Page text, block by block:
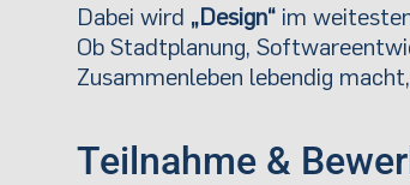
Dabei wird „Design“ im
Ob Stadtplanung,
Zusammenleben lebendig
Teilnahme &